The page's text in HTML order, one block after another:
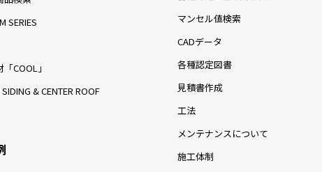
SERIES
COOL」
SIDING & CENTER ROOF
マンセル値検索
CADデータ
各種認定図書
見積書作成
工法
メンテナンスについて
施工体制